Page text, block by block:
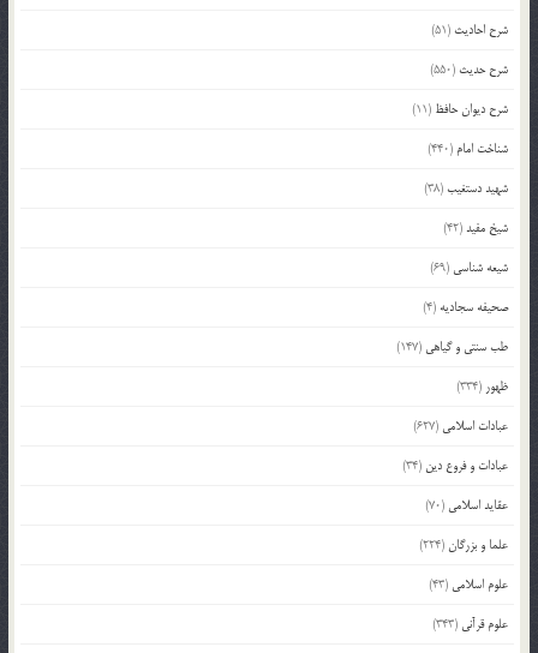
شرح احادیث (51)
شرح حدیث (550)
شرح دیوان حافظ (11)
شناخت امام (440)
شهید دستغیب(38)
شیخ مفید(42)
شیعه شناسی (69)
صحیفه سجادیه (4)
طب سنتی و گیاهی (147)
ظهور (334)
عبادات اسلامی (627)
عبادات و فروع دین (34)
عقاید اسلامی (70)
علما و بزرگان(224)
علوم اسلامی (43)
علوم قرآنی (343)